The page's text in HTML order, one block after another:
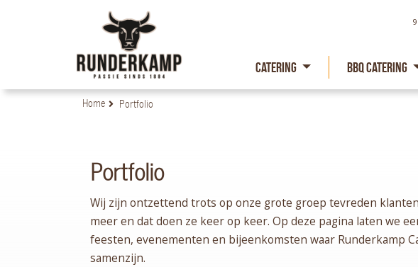
Catering BBQ Catering
Home Portfolio
Portfolio
Wij zijn ontzettend trots op onze grote groep tevreden
meer en dat doen ze keer op keer. Op deze pagina laten we
feesten, evenementen en bijeenkomsten waar Runderkamp
samenzijn.